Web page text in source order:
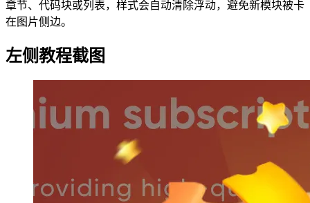
章节、代码块或列表，样式会自动清除浮动，避免新模块被卡
在图片侧边。
左侧教程截图